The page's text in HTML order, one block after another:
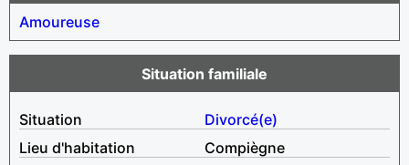
Amoureuse
Situation familiale
Situation
Divorcé(e)
Lieu d'habitation
Compiègne